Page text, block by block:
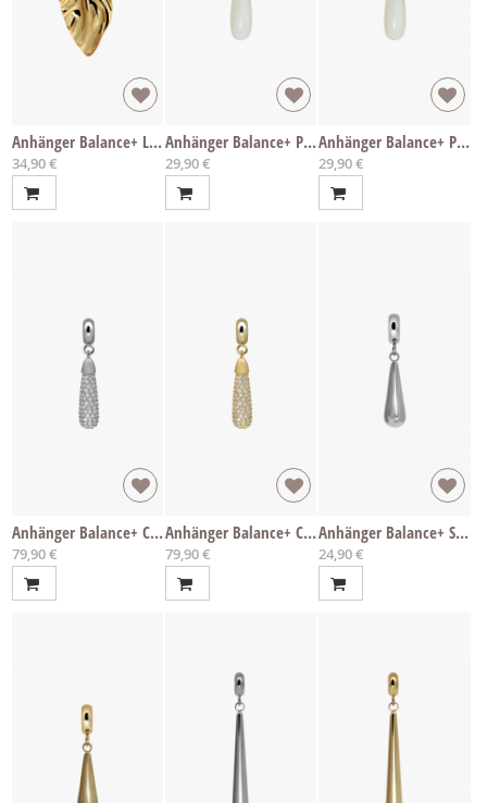
Anhänger Balance+ Leaf
34,90 €
Anhänger Balance+ Pearl
29,90 €
Anhänger Balance+ Pearl
29,90 €
Anhänger Balance+ Crystal CZirkon
79,90 €
Anhänger Balance+ Crystal CZirkon
79,90 €
Anhänger Balance+ Sleek S
24,90 €